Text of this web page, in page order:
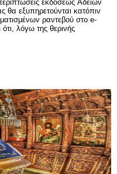
εκδόσεως Αδειών
θα εξυπηρετούνται κατόπιν
ραντεβού στο e-
λόγω της θερινής